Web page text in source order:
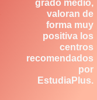
grado medio,
valoran de
forma muy
positiva los
centros
recomendados
por
EstudiaPlus.